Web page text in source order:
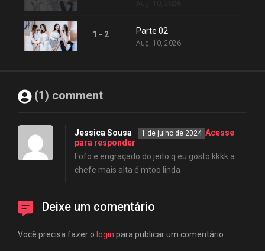
1 - 2 Parte 02
Aug. 10, 2026
(1) comment
Jessica Sousa 1 de julho de 2024 Acesse
para responder
Fofo e engraçado do jeito q eu gosto kkkk a
chefe mais alta é mtoo linda
Deixe um comentário
Você precisa fazer o login para publicar um comentário.